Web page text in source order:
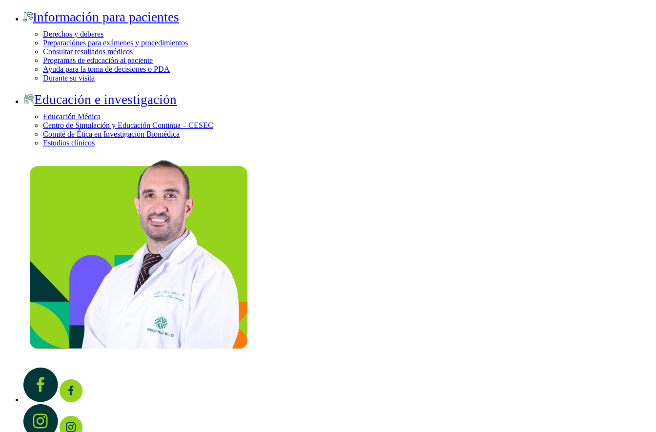
Información para pacientes
Derechos y deberes
Preparaciónes para exámenes y procedimientos
Consultar resultados médicos
Programas de educación al paciente
Ayuda para la toma de decisiones o PDA
Durante su visita
Educación e investigación
Educación Médica
Centro de Simulación y Educación Continua – CESEC
Comité de Ética en Investigación Biomédica
Estudios clínicos